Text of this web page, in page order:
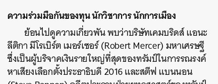
ความร่วมมือกันของทุน นักวิชาการ นักการเมือง
ย้อนไปดูความเกี่ยวพัน พบว่าบริษัทเคมบริดส์ แอนะ
ลีติกา มีโรเบิร์ต เมอร์เซอร์ (Robert Mercer) มหาเศรษฐี
ซึ่งเป็นผู้บริจาคเงินรายใหญ่ที่สุดของทรัมป์ในการรณรงค์
หาเสียงเลือกตั้งประธาธิบดี 2016 และสตีฟ แบนนอน